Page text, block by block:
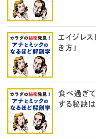
エイジレス
き方」
食べ過ぎて
する秘訣は